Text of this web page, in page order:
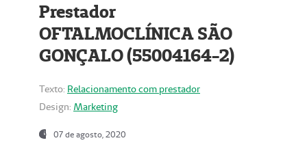
Prestador
OFTALMOCLÍNICA SÃO
GONÇALO (55004164-2)
Texto: Relacionamento com prestador
Design: Marketing
07 de agosto, 2020